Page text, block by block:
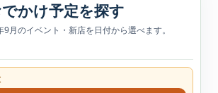
かけ予定を探す
月のイベント・新店を日付から選べます。